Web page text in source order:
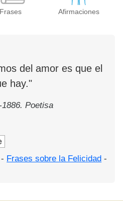
Frases Afirmaciones
del amor es que el
hay."
1886. Poetisa
- Frases sobre la Felicidad -